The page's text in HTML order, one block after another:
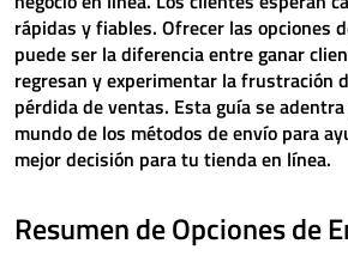
rápidas y fiables. Ofrecer las opciones
puede ser la diferencia entre ganar
regresan y experimentar la frustración
pérdida de ventas. Esta guía se
mundo de los métodos de envío para
mejor decisión para tu tienda en línea.
Resumen de Opciones de